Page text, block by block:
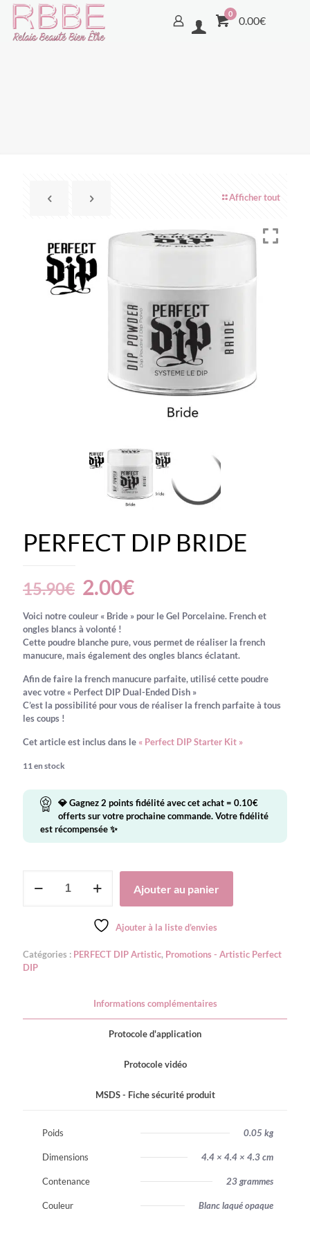
0
0.00€
Afficher tout
PERFECT DIP BRIDE
15.90€ Le
prix
initial
était :
15.90€.
2.00€Le
prix
actuel
est :
2.00€.
Voici notre couleur « Bride » pour le Gel Porcelaine. French et
ongles blancs à volonté !
Cette poudre blanche pure, vous permet de réaliser la french
manucure, mais également des ongles blancs éclatant.
Afin de faire la french manucure parfaite, utilisé cette poudre
avec votre « Perfect DIP Dual-Ended Dish »
C’est la possibilité pour vous de réaliser la french parfaite à tous
les coups !
Cet article est inclus dans le « Perfect DIP Starter Kit »
11 en stock
💎 Gagnez2 points fidélité avec cet achat = 0.10€
offerts sur votre prochaine commande. Votre fidélité
est récompensée ✨
Ajouter au panier
Ajouter à la liste d’envies
Catégories : PERFECT DIP Artistic, Promotions - Artistic Perfect
DIP
Informations complémentaires
Protocole d'application
Protocole vidéo
MSDS - Fiche sécurité produit
Poids 0.05 kg
Dimensions 4.4 × 4.4 × 4.3 cm
Contenance 23 grammes
Couleur Blanc laqué opaque